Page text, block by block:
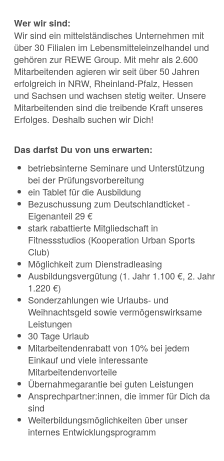
Wer wir sind:
Wir sind ein mittelständisches Unternehmen mit
über 30 Filialen im Lebensmitteleinzelhandel und
gehören zur REWE Group. Mit mehr als 2.600
Mitarbeitenden agieren wir seit über 50 Jahren
erfolgreich in NRW, Rheinland-Pfalz, Hessen
und Sachsen und wachsen stetig weiter. Unsere
Mitarbeitenden sind die treibende Kraft unseres
Erfolges. Deshalb suchen wir Dich!
Das darfst Du von uns erwarten:
betriebsinterne Seminare und Unterstützung
bei der Prüfungsvorbereitung
ein Tablet für die Ausbildung
Bezuschussung zum Deutschlandticket -
Eigenanteil 29 €
stark rabattierte Mitgliedschaft in
Fitnessstudios (Kooperation Urban Sports
Club)
Möglichkeit zum Dienstradleasing
Ausbildungsvergütung (1. Jahr 1.100 €, 2. Jahr
1.220 €)
Sonderzahlungen wie Urlaubs- und
Weihnachtsgeld sowie vermögenswirksame
Leistungen
30 Tage Urlaub
Mitarbeitendenrabatt von 10% bei jedem
Einkauf und viele interessante
Mitarbeitendenvorteile
Übernahmegarantie bei guten Leistungen
Ansprechpartner:innen, die immer für Dich da
sind
Weiterbildungsmöglichkeiten über unser
internes Entwicklungsprogramm